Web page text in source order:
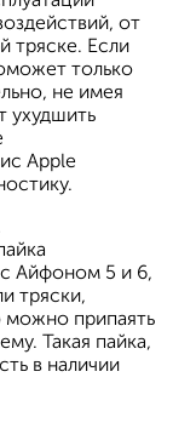
от
тряске. Если
только
не имея
ухудшить
Apple
Айфоном 5 и 6,
тряски,
можно припаять
Такая пайка,
в наличии